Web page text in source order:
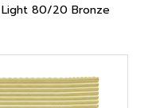
Light 80/20 Bronze